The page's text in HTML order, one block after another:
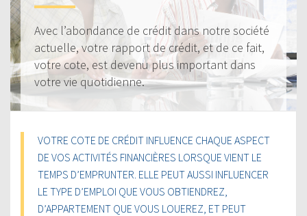
Avec l’abondance de crédit dans notre société
actuelle, votre rapport de crédit, et de ce fait,
votre cote, est devenu plus important dans
votre vie quotidienne.
VOTRE COTE DE CRÉDIT INFLUENCE CHAQUE ASPECT
DE VOS ACTIVITÉS FINANCIÈRES LORSQUE VIENT LE
TEMPS D’EMPRUNTER. ELLE PEUT AUSSI INFLUENCER
LE TYPE D’EMPLOI QUE VOUS OBTIENDREZ,
D’APPARTEMENT QUE VOUS LOUEREZ, ET PEUT